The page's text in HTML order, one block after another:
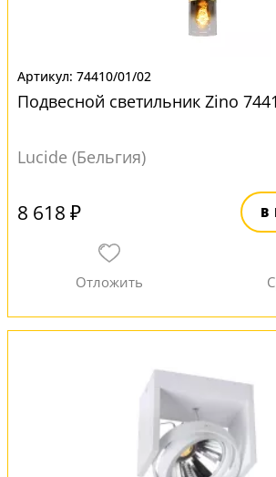
74410/01/02
Подвесной светильник Zino
Lucide (Бельгия)
8 618 ₽ В